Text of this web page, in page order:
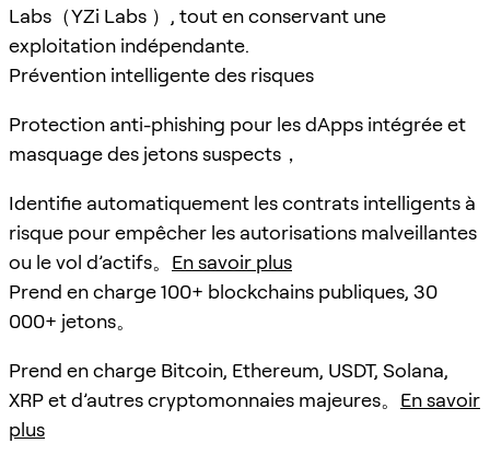
Labs（YZi Labs ）, tout en conservant une
exploitation indépendante.
Prévention intelligente des risques
Protection anti-phishing pour les dApps intégrée et
masquage des jetons suspects，
Identifie automatiquement les contrats intelligents à
risque pour empêcher les autorisations malveillantes
ou le vol d’actifs。 En savoir plus
Prend en charge 100+ blockchains publiques, 30
000+ jetons。
Prend en charge Bitcoin, Ethereum, USDT, Solana,
XRP et d’autres cryptomonnaies majeures。 En savoir
plus